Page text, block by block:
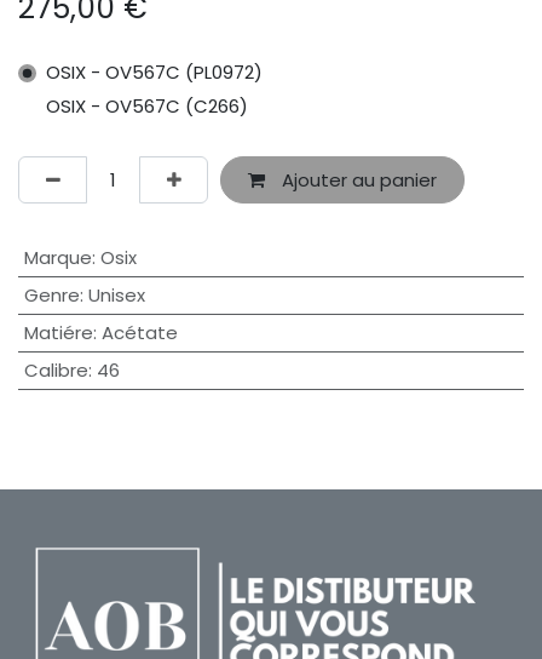
OSIX - OV567C (PL0972)
OSIX - OV567C (C266)
Ajouter au panier
Marque: Osix
Genre: Unisex
Matiére: Acétate
Calibre: 46